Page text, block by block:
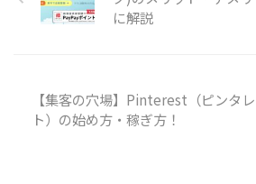
に解説
【集客の穴場】Pinterest（ピンタ
ト）の始め方・稼ぎ方！